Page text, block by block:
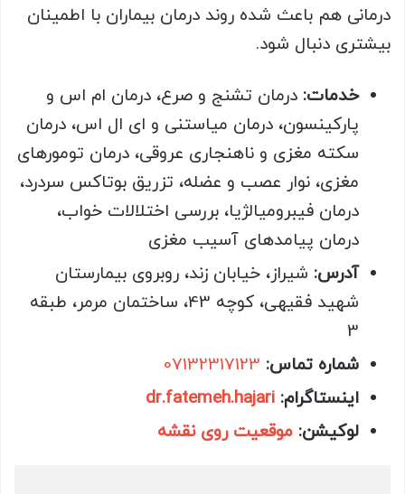
درمانی هم باعث شده روند درمان بیماران با اطمینان
بیشتری دنبال شود.
خدمات: درمان تشنج و صرع، درمان ام اس و
پارکینسون، درمان میاستنی و ای ال اس، درمان
سکته مغزی و ناهنجاری عروقی، درمان تومورهای
مغزی، نوار عصب و عضله، تزریق بوتاکس سردرد،
درمان فیبرومیالژیا، بررسی اختلالات خواب،
درمان پیامدهای آسیب مغزی
آدرس: شیراز، خیابان زند، روبروی بیمارستان
شهید فقیهی، کوچه 43، ساختمان مرمر، طبقه
3
شماره تماس:
اینستاگرام:
dr.fatemeh.hajari
لوکیشن: موقعیت روی نقشه